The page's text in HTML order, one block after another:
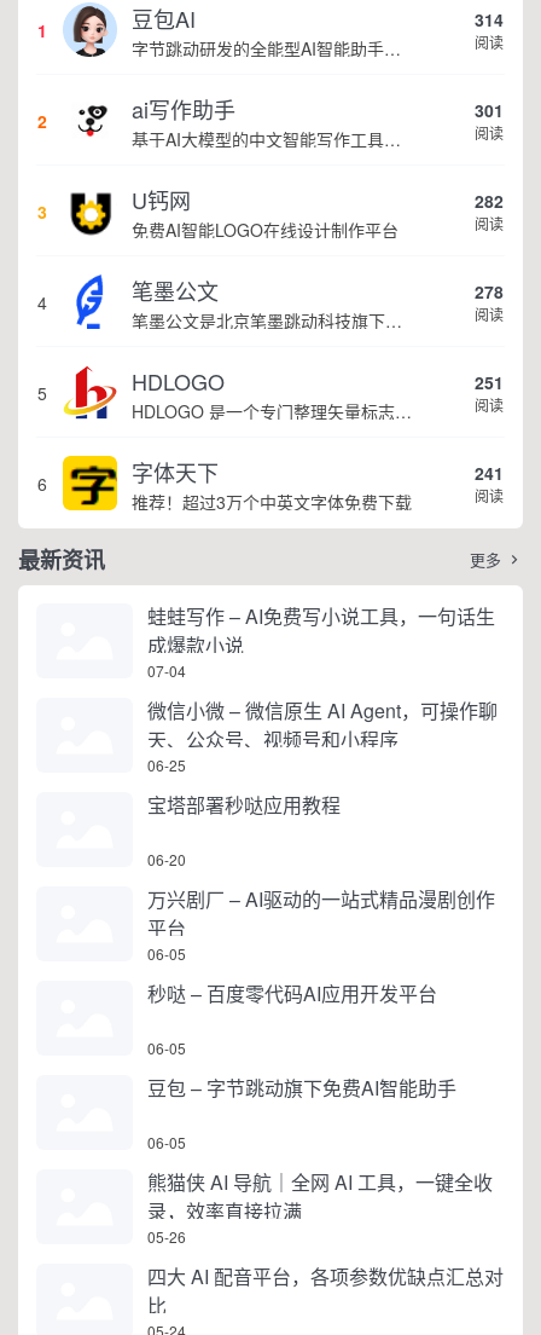
1 豆包AI
字节跳动研发的全能型AI智能助手，提供智能对话、知识问答、内容创作、学习办公等一站式AI服务
314
阅读
2 ai写作助手
基于AI大模型的中文智能写作工具，面向学生、自媒体、职场人士提供一站式文本创作服务 核心定位 AI写作助手是依托人工智能技术打造的创作辅助平台，专注中文文本生成与优化，帮助用户快速完成各类文案、文章、论文等内容创作，提升写作效率 核心功能 ...
301
阅读
3 U钙网
免费AI智能LOGO在线设计制作平台
282
阅读
4 笔墨公文
笔墨公文是北京笔墨跳动科技旗下垂直公文赛道 AIGC 创作平台，深耕体制公文专业场景，依托海量标准公文语料训练专属大模型。平台整合 AI 公文生成、全维度智能校对、范文库、实时更新素材库、标准化公文模板五大核心板块，兼顾公文快速撰写、文稿合...
278
阅读
5 HDLOGO
HDLOGO 是一个专门整理矢量标志和图标的网站，提供各类品牌和公司的矢量标志下载服务，主要面向设计师、营销人员和企业用户，帮他们获取高质量的品牌标识资源。
251
阅读
6 字体天下
推荐！超过3万个中英文字体免费下载
241
阅读
最新资讯 更多 
蛙蛙写作 – AI免费写小说工具，一句话生
成爆款小说
07-04
微信小微 – 微信原生 AI Agent，可操作聊
天、公众号、视频号和小程序
06-25
宝塔部署秒哒应用教程
06-20
万兴剧厂 – AI驱动的一站式精品漫剧创作
平台
06-05
秒哒 – 百度零代码AI应用开发平台
06-05
豆包 – 字节跳动旗下免费AI智能助手
06-05
熊猫侠 AI 导航｜全网 AI 工具，一键全收
录，效率直接拉满
05-26
四大 AI 配音平台，各项参数优缺点汇总对
比